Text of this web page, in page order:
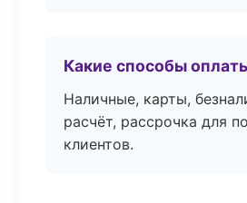
Какие способы
Наличные, карты,
расчёт, рассрочка для
клиентов.